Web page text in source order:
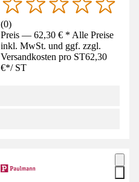
(0)
Preis — 62,30 € * Alle Preise
inkl. MwSt. und ggf. zzgl.
Versandkosten pro ST62,30
€*/ ST